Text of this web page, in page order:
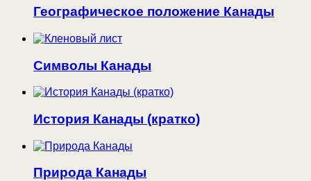
Географическое положение Канады
Символы Канады
История Канады (кратко)
Природа Канады